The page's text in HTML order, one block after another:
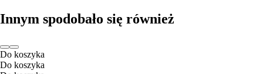
Innym spodobało się również
Do koszyka
Do koszyka